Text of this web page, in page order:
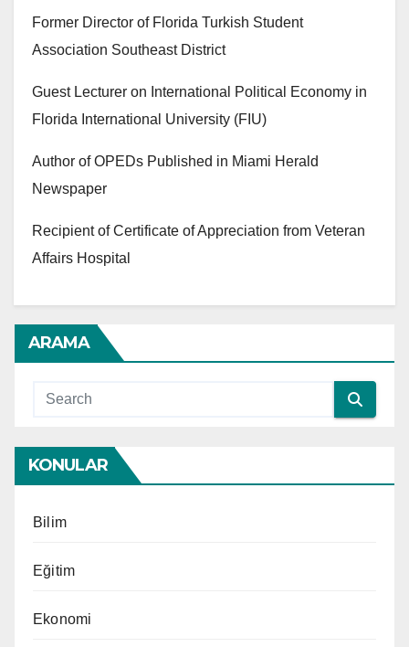
Former Director of Florida Turkish Student
Association Southeast District
Guest Lecturer on International Political Economy in
Florida International University (FIU)
Author of OPEDs Published in Miami Herald
Newspaper
Recipient of Certificate of Appreciation from Veteran
Affairs Hospital
ARAMA
KONULAR
Bilim
Eğitim
Ekonomi